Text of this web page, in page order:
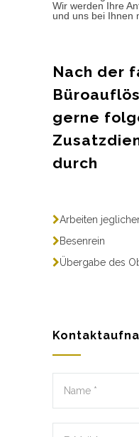
Wir werden Ihre
und uns bei Ihnen
Nach der
gerne
durch
Arbeiten
Besenrein
Übergabe des